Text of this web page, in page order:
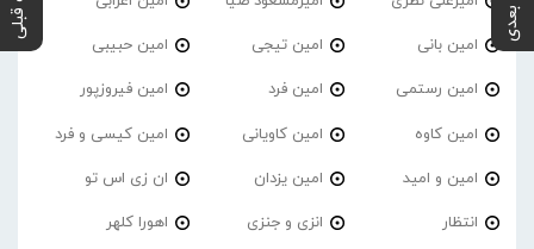
امین بانی امین تیجی امین حبیبی
امین رستمی امین فرد امین فیروزپور
امین کاوه امین کاویانی امین کیسی و فرد
امین و امید امین یزدان ان زی اس تو
انتظار انزی و جنزی اهورا کلهر